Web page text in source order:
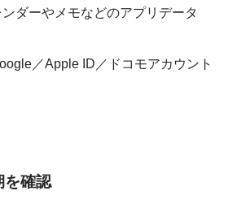
ダーやメモなどのアプリデータ
／Apple ID／ドコモアカウント
を確認